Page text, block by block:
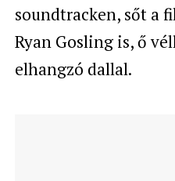
soundtracken, sőt a
Ryan Gosling is, ő
elhangzó dallal.